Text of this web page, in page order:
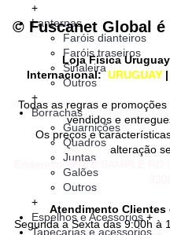
+
Lanternas
Faróis dianteiros
Faróis traseiros
Sinaleira
Outros
+
Borrachas
Guarnições
Quadros
Juntas
Galões
Outros
+
Espelhos e Acessorios +
Tapeçarias e acessorios
© Fuscanet Global é
Loja Fisica Uruguay
Internacional:URUGUAY |
Todas as regras e
vendidos e
Os preços e
alteração
Endereço591 E SAMPLE RD
Atendimento Clientes
Segunda a Sexta das 9:00h à